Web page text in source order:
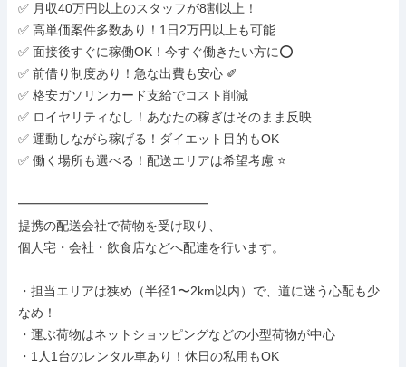
✅ 月収40万円以上のスタッフが8割以上！
✅ 高単価案件多数あり！1日2万円以上も可能
✅ 面接後すぐに稼働OK！今すぐ働きたい方に⭕️
✅ 前借り制度あり！急な出費も安心 ✐
✅ 格安ガソリンカード支給でコスト削減
✅ ロイヤリティなし！あなたの稼ぎはそのまま反映
✅ 運動しながら稼げる！ダイエット目的もOK
✅ 働く場所も選べる！配送エリアは希望考慮 ⭐️
━━━━━━━━━━━━━━━
提携の配送会社で荷物を受け取り、
個人宅・会社・飲食店などへ配達を行います。
・担当エリアは狭め（半径1〜2km以内）で、道に迷う心配も少
なめ！
・運ぶ荷物はネットショッピングなどの小型荷物が中心
・1人1台のレンタル車あり！休日の私用もOK